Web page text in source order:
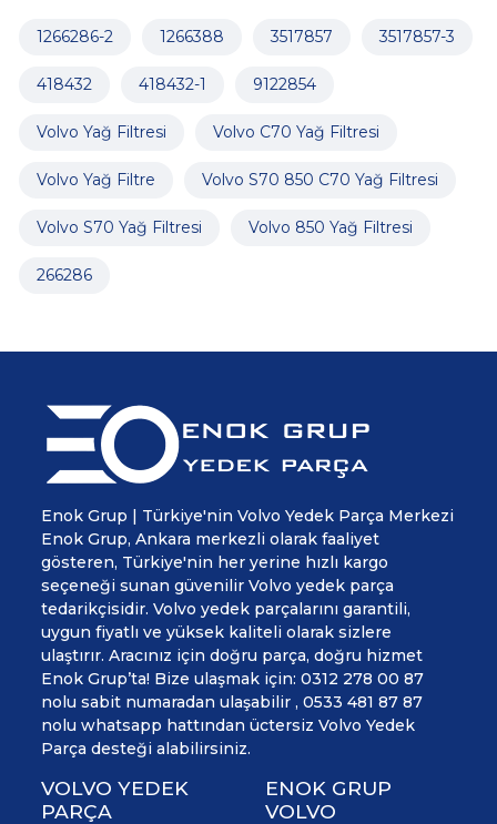
1266286-2 1266388 3517857 3517857-3
418432 418432-1 9122854
Volvo Yağ Filtresi Volvo C70 Yağ Filtresi
Volvo Yağ Filtre Volvo S70 850 C70 Yağ Filtresi
Volvo S70 Yağ Filtresi Volvo 850 Yağ Filtresi
266286
Enok Grup | Türkiye'nin Volvo Yedek Parça Merkezi
Enok Grup, Ankara merkezli olarak faaliyet
gösteren, Türkiye'nin her yerine hızlı kargo
seçeneği sunan güvenilir Volvo yedek parça
tedarikçisidir. Volvo yedek parçalarını garantili,
uygun fiyatlı ve yüksek kaliteli olarak sizlere
ulaştırır. Aracınız için doğru parça, doğru hizmet
Enok Grup’ta! Bize ulaşmak için: 0312 278 00 87
nolu sabit numaradan ulaşabilir , 0533 481 87 87
nolu whatsapp hattından üctersiz Volvo Yedek
Parça desteği alabilirsiniz.
VOLVO YEDEK
PARÇA
ENOK GRUP
VOLVO